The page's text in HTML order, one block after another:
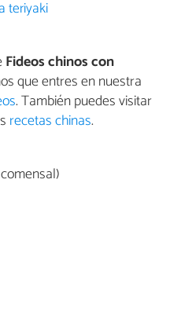
teriyaki
Fideos chinos con
que entres en nuestra
. También puedes visitar
recetas chinas.